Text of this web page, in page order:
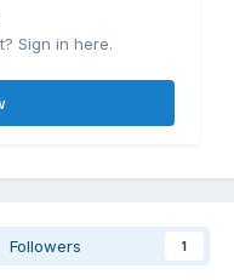
Sign in here.
Followers 1